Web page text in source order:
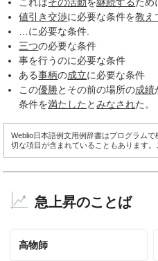
値引き交渉に必要な条件を教え
…に必要な条件.
三つの必要な条件
事を行うのに必要な条件
ある事柄の成立に必要な条件
この優勝とその前の場所の成績
条件を満たした とみなされた。
Weblio日本語例文用例辞書はプログラム
切な項目が含まれていることもあります。
急上昇のことば
高物師